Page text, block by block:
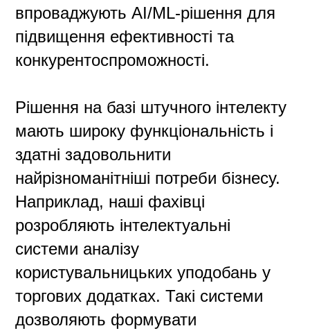
впроваджують AI/ML-рішення для
підвищення ефективності та
конкурентоспроможності.
Рішення на базі штучного інтелекту
мають широку функціональність і
здатні задовольнити
найрізноманітніші потреби бізнесу.
Наприклад, наші фахівці
розробляють інтелектуальні
системи аналізу
користувальницьких уподобань у
торгових додатках. Такі системи
дозволяють формувати